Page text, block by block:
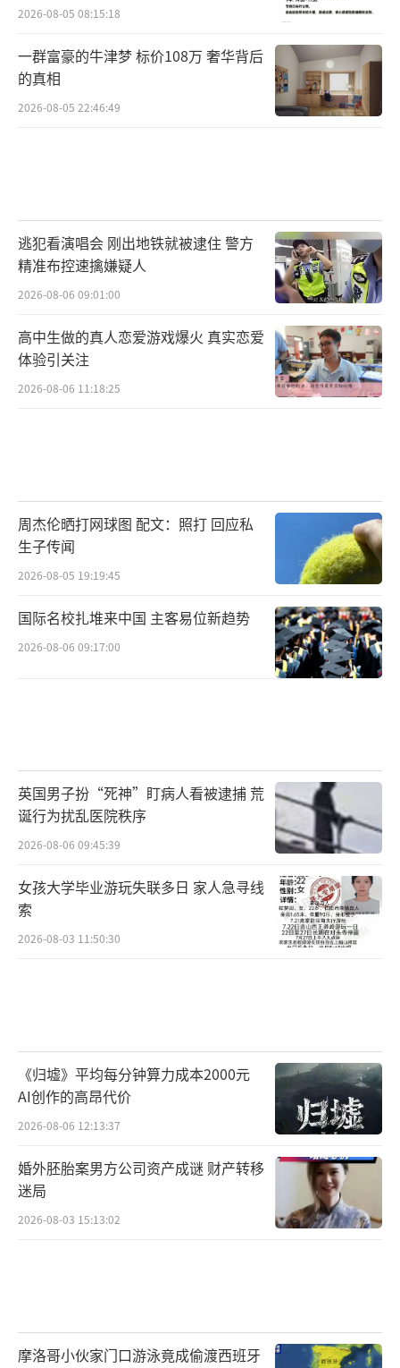
2026-08-05 08:15:18
一群富豪的牛津梦 标价108万 奢华背后
的真相
2026-08-05 22:46:49
逃犯看演唱会 刚出地铁就被逮住 警方
精准布控速擒嫌疑人
2026-08-06 09:01:00
高中生做的真人恋爱游戏爆火 真实恋爱
体验引关注
2026-08-06 11:18:25
周杰伦晒打网球图 配文：照打 回应私
生子传闻
2026-08-05 19:19:45
国际名校扎堆来中国 主客易位新趋势
2026-08-06 09:17:00
英国男子扮“死神”盯病人看被逮捕 荒
诞行为扰乱医院秩序
2026-08-06 09:45:39
女孩大学毕业游玩失联多日 家人急寻线
索
2026-08-03 11:50:30
《归墟》平均每分钟算力成本2000元
AI创作的高昂代价
2026-08-06 12:13:37
婚外胚胎案男方公司资产成谜 财产转移
迷局
2026-08-03 15:13:02
摩洛哥小伙家门口游泳竟成偷渡西班牙